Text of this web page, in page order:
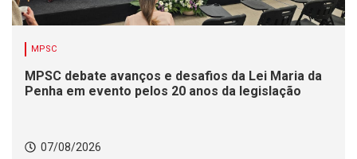
MPSC
MPSC debate avanços e desafios da Lei Maria da
Penha em evento pelos 20 anos da legislação
07/08/2026